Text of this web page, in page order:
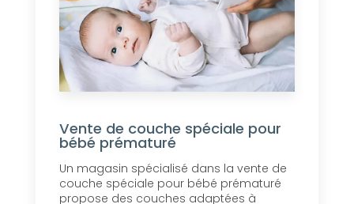
Vente de couche spéciale pour
bébé prématuré
Un magasin spécialisé dans la vente de
couche spéciale pour bébé prématuré
propose des couches adaptées à